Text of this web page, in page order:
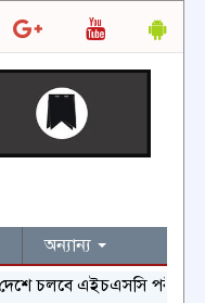
অন্যান্য
চলবে এইচএসসি পরীক্ষা